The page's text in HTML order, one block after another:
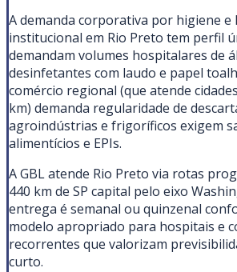
A demanda corporativa por higiene e
institucional em Rio Preto tem perfil
demandam volumes hospitalares de
desinfetantes com laudo e papel
comércio regional (que atende
km) demanda regularidade de
agroindústrias e frigoríficos exigem
alimentícios e EPIs.
A GBL atende Rio Preto via rotas
440 km de SP capital pelo eixo
entrega é semanal ou quinzenal
modelo apropriado para hospitais e
recorrentes que valorizam
curto.